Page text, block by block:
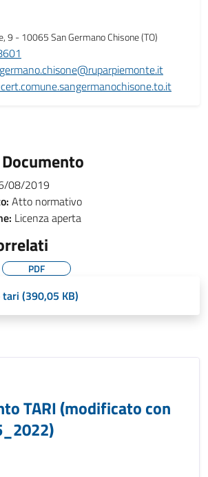
9 - 10065 San Germano Chisone (TO)
08/2019
Atto normativo
Licenza aperta
PDF
(390,05 KB)
TARI (modificato con